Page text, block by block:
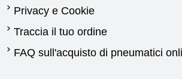
Privacy e Cookie
Traccia il tuo ordine
FAQ sull'acquisto di pneumatici